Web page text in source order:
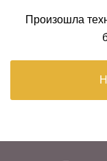
Произошла